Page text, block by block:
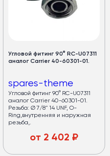
Угловой фитинг 90° RC-U07311
аналог Carrier 40-60301-01.
spares-theme
Угловой фитинг 90° RC-U07311
аналог Carrier 40-60301-01.
Резьба: Ø 7/8" 14 UNF, O-
Ring,внутренняя и наружная
резьба,.
от 2 402 ₽